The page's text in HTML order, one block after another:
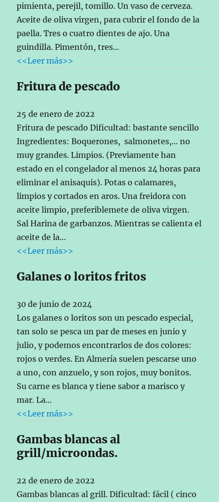
pimienta, perejil, tomillo. Un vaso de cerveza.
Aceite de oliva virgen, para cubrir el fondo de la
paella. Tres o cuatro dientes de ajo. Una
guindilla. Pimentón, tres…
<<Leer más>>
Fritura de pescado
25 de enero de 2022
Fritura de pescado Dificultad: bastante sencillo
Ingredientes: Boquerones, salmonetes,… no
muy grandes. Limpios. (Previamente han
estado en el congelador al menos 24 horas para
eliminar el anisaquis). Potas o calamares,
limpios y cortados en aros. Una freidora con
aceite limpio, preferiblemete de oliva virgen.
Sal Harina de garbanzos. Mientras se calienta el
aceite de la…
<<Leer más>>
Galanes o loritos fritos
30 de junio de 2024
Los galanes o loritos son un pescado especial,
tan solo se pesca un par de meses en junio y
julio, y podemos encontrarlos de dos colores:
rojos o verdes. En Almería suelen pescarse uno
a uno, con anzuelo, y son rojos, muy bonitos.
Su carne es blanca y tiene sabor a marisco y
mar. La…
<<Leer más>>
Gambas blancas al
grill/microondas.
22 de enero de 2022
Gambas blancas al grill. Dificultad: fácil ( cinco